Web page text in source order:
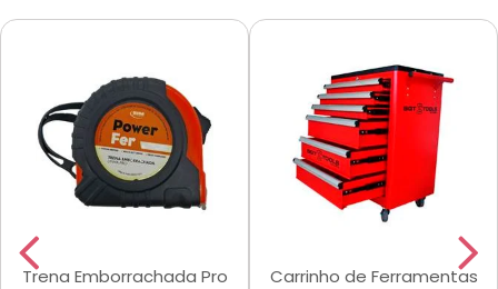
Trena Emborrachada Pro
Carrinho de Ferramentas